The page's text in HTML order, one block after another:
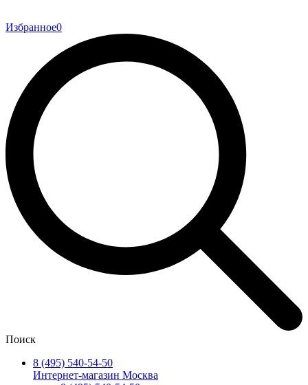
Избранное0
Поиск
8 (495) 540-54-50
Интернет-магазин Москва